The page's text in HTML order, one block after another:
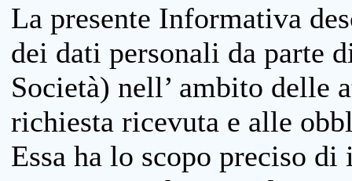
La presente Informativa
dei dati personali da parte
Società) nell’ ambito delle
richiesta ricevuta e alle
Essa ha lo scopo preciso